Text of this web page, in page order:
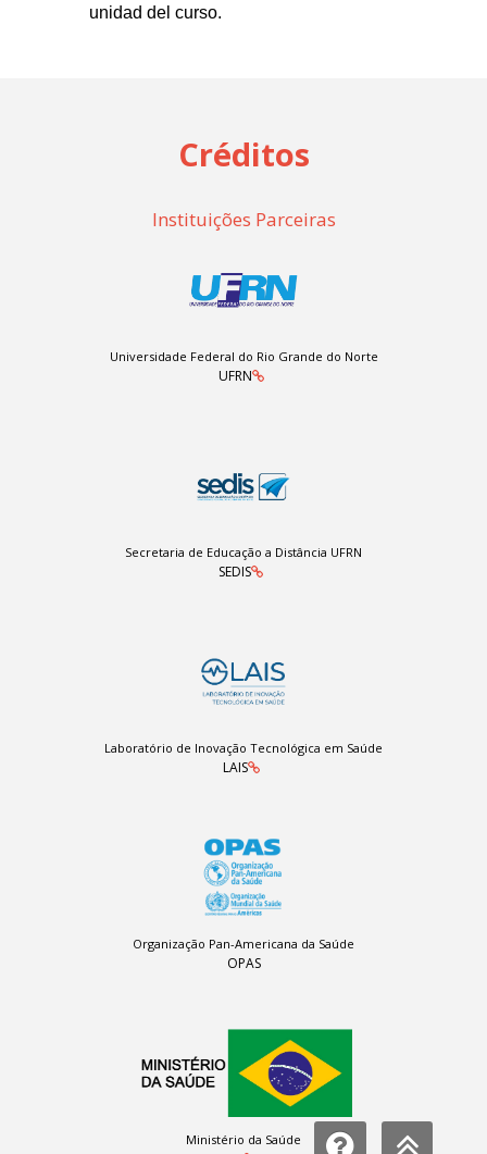
unidad del curso.
Créditos
Instituições Parceiras
Universidade Federal do Rio Grande do Norte
UFRN
Secretaria de Educação a Distância UFRN
SEDIS
Laboratório de Inovação Tecnológica em Saúde
LAIS
Organização Pan-Americana da Saúde
OPAS
Ministério da Saúde